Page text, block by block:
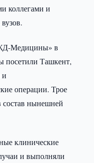
коллегами и
Медицины» в
посетили Ташкент,
и
операции. Трое
состав нынешней
клинические
и выполняли